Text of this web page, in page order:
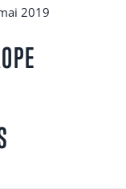
2019